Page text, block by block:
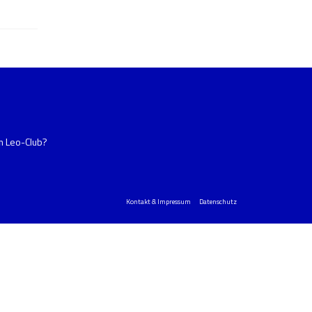
Leo-Club?
Kontakt & Impressum Datenschutz